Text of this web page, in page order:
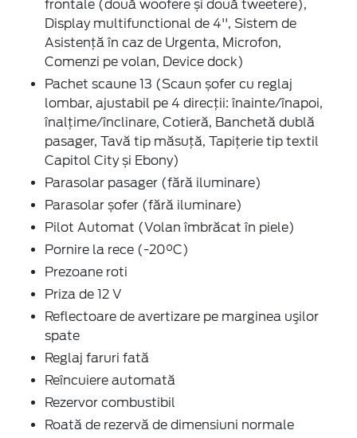
frontale (două woofere și două tweetere),
Display multifunctional de 4'', Sistem de
Asistență în caz de Urgenta, Microfon,
Comenzi pe volan, Device dock)
Pachet scaune 13 (Scaun șofer cu reglaj
lombar, ajustabil pe 4 direcții: înainte/înapoi,
înalțime/înclinare, Cotieră, Banchetă dublă
pasager, Tavă tip măsuță, Tapițerie tip textil
Capitol City și Ebony)
Parasolar pasager (fără iluminare)
Parasolar șofer (fără iluminare)
Pilot Automat (Volan îmbrăcat în piele)
Pornire la rece (-20°C)
Prezoane roti
Priza de 12 V
Reflectoare de avertizare pe marginea uşilor
spate
Reglaj faruri fată
Reîncuiere automată
Rezervor combustibil
Roată de rezervă de dimensiuni normale